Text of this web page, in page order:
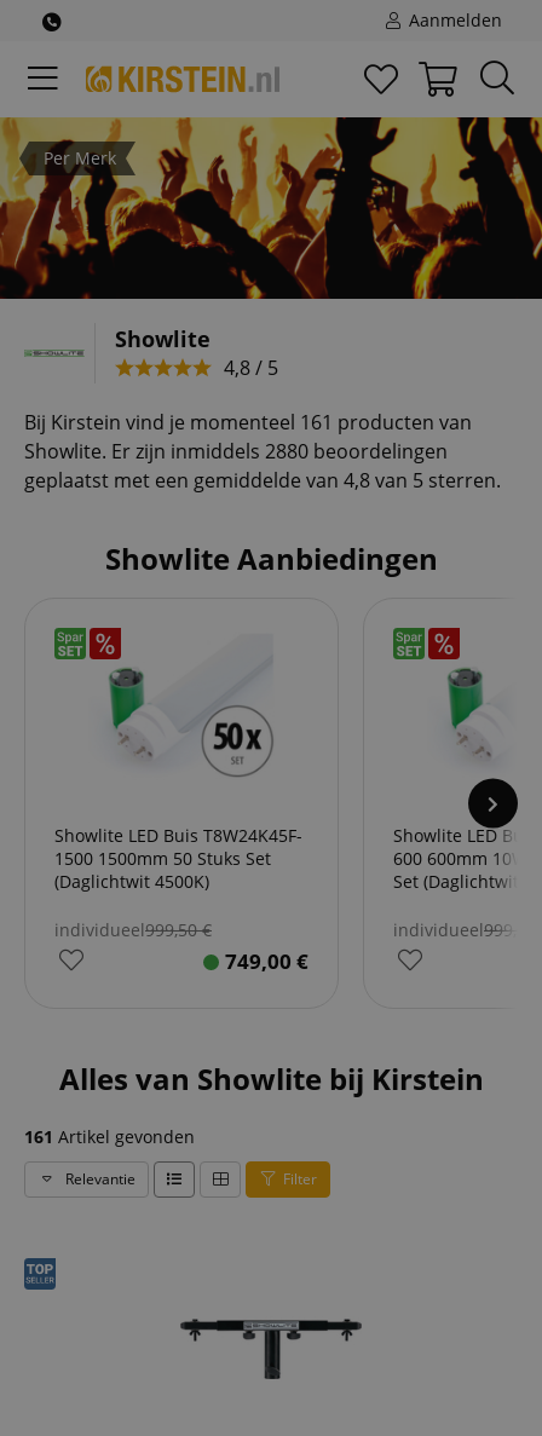
Aanmelden
Per Merk
Showlite
4,8 / 5
Bij Kirstein vind je momenteel 161 producten van
Showlite. Er zijn inmiddels 2880 beoordelingen
geplaatst met een gemiddelde van 4,8 van 5 sterren.
Showlite Aanbiedingen
Showlite LED Buis T8W24K45F-
1500 1500mm 50 Stuks Set
(Daglichtwit 4500K)
individueel999,50€
749,00 €
Showlite LED Buis
600 600mm
Set (Daglichtwit
individueel999,00
Alles van Showlite bij Kirstein
161 Artikel gevonden
Relevantie Filter